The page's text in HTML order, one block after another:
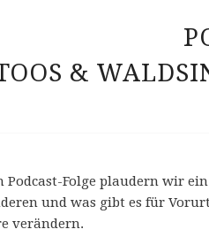
&
Folge plaudern wir
und was gibt es für
verändern.